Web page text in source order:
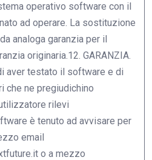
operativo software con il
ad operare. La sostituzione
analoga garanzia per il
originaria.12. GARANZIA.
aver testato il software e di
che ne pregiudichino
rilevi
è tenuto ad avvisare per
email
o a mezzo